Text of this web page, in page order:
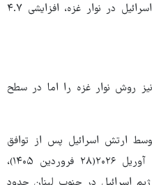
دهد که مساحت تحت اشغال رژیم اسرائیل در نوار غزه، افزایشی ۴.۷
روش نوار غزه را اما در سطح
ارتش اسرائیل پس از توافق
آتش‌بس امضا شده با لبنان در ۱۷ آوریل ۲۰۲۶(۲۸ فروردین ۱۴۰۵)،